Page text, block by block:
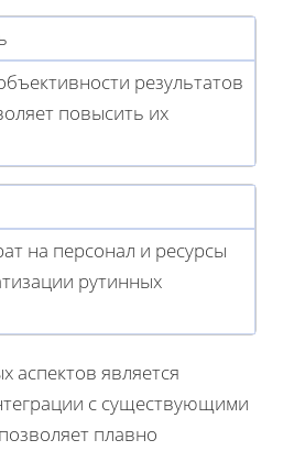
результатов
повысить их
на персонал и ресурсы
рутинных
аспектов является
с существующими
плавно